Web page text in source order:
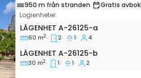
Next
950 m från stranden
Gratis
Logienheter:
Tvårumslägenhet Stari Grad,
LÄGENHET A-26125-a
60 m2 2 1 4
Lägenhet A-26125-b
LÄGENHET A-26125-b
30 m2 1 1 2